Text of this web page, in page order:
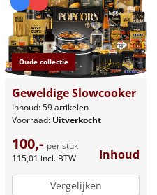
Oude collectie
Geweldige Slowcooker
Inhoud: 59 artikelen
Voorraad: Uitverkocht
100,- per stuk
115,01 incl. BTW Inhoud
Vergelijken